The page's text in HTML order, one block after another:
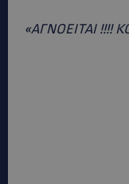
«ΑΓΝΟΕΙΤΑΙ !!!!